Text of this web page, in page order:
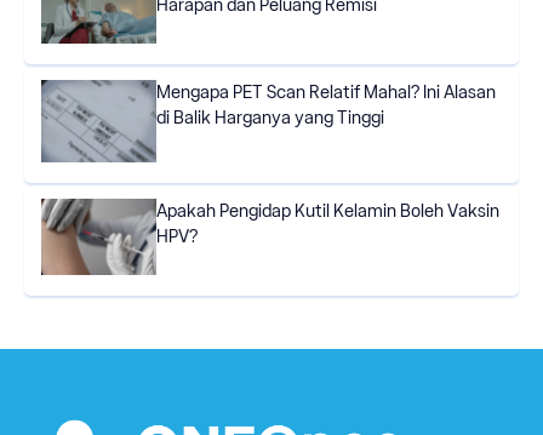
Harapan dan Peluang Remisi
Mengapa PET Scan Relatif Mahal? Ini Alasan
di Balik Harganya yang Tinggi
Apakah Pengidap Kutil Kelamin Boleh Vaksin
HPV?